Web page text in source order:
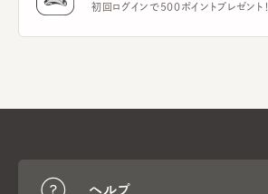
初回ログインで500ポイントプレゼント！
ヘルプ